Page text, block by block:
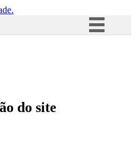
Acesso à informação
do site